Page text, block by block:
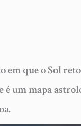
em que o Sol
é um mapa